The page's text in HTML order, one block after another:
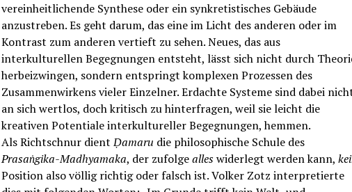
vereinheitlichende Synthese oder ein synkretistisches Gebäude
anzustreben. Es geht darum, das eine im Licht des anderen oder im
Kontrast zum anderen vertieft zu sehen. Neues, das aus
interkulturellen Begegnungen entsteht, lässt sich nicht durch
herbeizwingen, sondern entspringt komplexen Prozessen des
Zusammenwirkens vieler Einzelner. Erdachte Systeme sind dabei
an sich wertlos, doch kritisch zu hinterfragen, weil sie leicht die
kreativen Potentiale interkultureller Begegnungen, hemmen.
Als Richtschnur dient Ḍamaru die philosophische Schule des
Prasaṅgika-Madhyamaka, der zufolgealleswiderlegt werden kann,
Position also völlig richtig oder falsch ist. Volker Zotz interpretierte